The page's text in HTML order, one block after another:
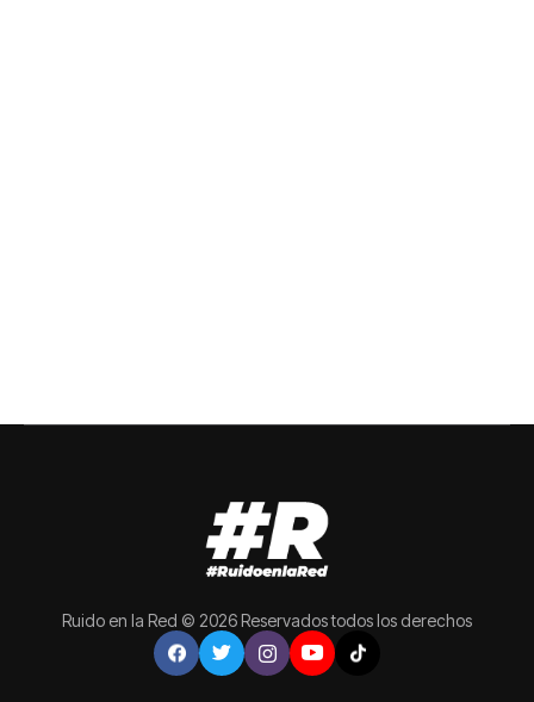
Ruido en la Red © 2026 Reservados todos los derechos